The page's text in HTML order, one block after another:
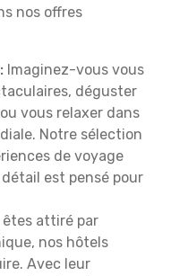
nos offres
Imaginez-vous vous
déguster
vous relaxer dans
Notre sélection
de voyage
est pensé pour
êtes attiré par
nos hôtels
Avec leur